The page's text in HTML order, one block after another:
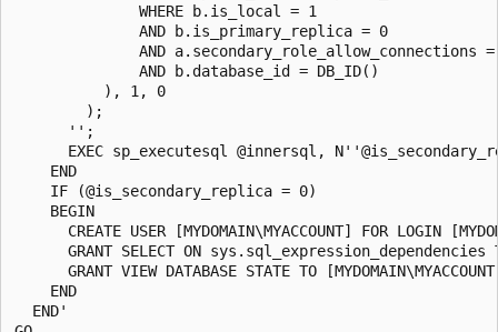
              WHERE b.is_local = 1
              AND b.is_primary_replica = 0
AND a.secondary_role_allow_connections =
              AND b.database_id = DB_ID()
          ), 1, 0
        );
      '';
EXEC sp_executesql @innersql,
    END
    IF (@is_secondary_replica = 0)
    BEGIN
CREATE USER [MYDOMAIN\MYACCOUNT] FOR LOGIN
GRANT SELECT ON sys.sql_expression_dependencies
GRANT VIEW DATABASE STATE TO
    END
  END'